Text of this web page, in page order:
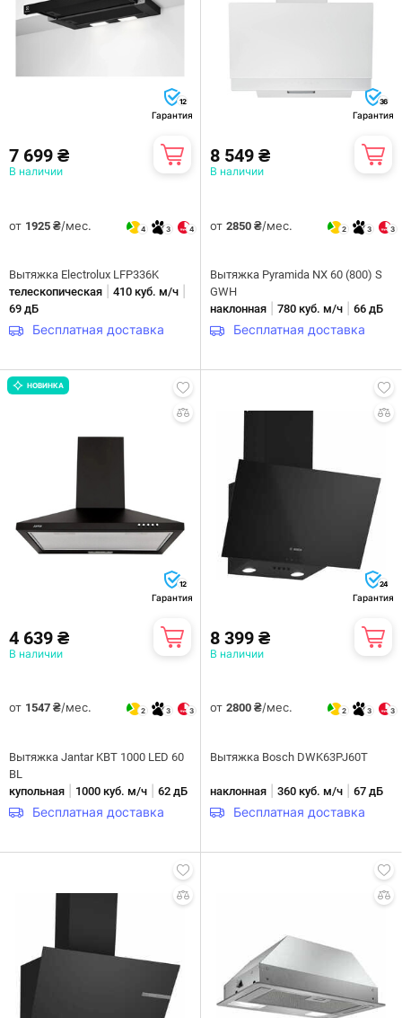
12
Гарантия
7 699 ₴
В наличии
от 1925 ₴/мес. 4 3 4
Вытяжка Electrolux LFP336K
телескопическая
410 куб. м/ч
69 дБ
Бесплатная доставка
36
Гарантия
8 549 ₴
В наличии
от 2850 ₴/мес. 2 3 3
Вытяжка Pyramida NX 60 (800) S
GWH
наклонная
780 куб. м/ч 66 дБ
Бесплатная доставка
НОВИНКА
12
Гарантия
4 639 ₴
В наличии
от 1547 ₴/мес. 2 3 3
Вытяжка Jantar KBT 1000 LED 60
BL
купольная
1000 куб. м/ч 62 дБ
Бесплатная доставка
24
Гарантия
8 399 ₴
В наличии
от 2800 ₴/мес. 2 3 3
Вытяжка Bosch DWK63PJ60T
наклонная 360 куб. м/ч 67 дБ
Бесплатная доставка